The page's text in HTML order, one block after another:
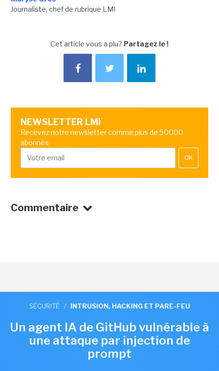
Journaliste, chef de rubrique LMI
Cet article vous a plu? Partagez le !
NEWSLETTER LMI
Recevez notre newsletter comme plus de 50000
abonnés
OK
Commentaire
SÉCURITÉ / INTRUSION, HACKING ET PARE-FEU
Un agent IA de GitHub vulnérable à
une attaque par injection de
prompt